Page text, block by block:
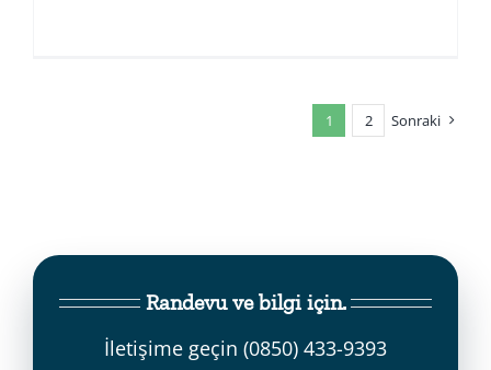
1 2 Sonraki
Randevu ve bilgi için.
İletişime geçin (0850) 433-9393